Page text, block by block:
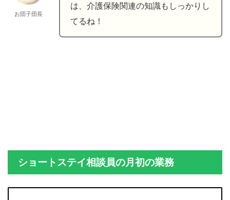
お団子団長
は、介護保険関連の知識もしっかりし
てるね！
ショートステイ相談員の月初の業務